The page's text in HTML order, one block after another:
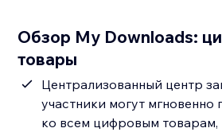
Обзор My Downloads:
товары
Централизованный центр
участники могут мгновенно
ко всем цифровым товарам,